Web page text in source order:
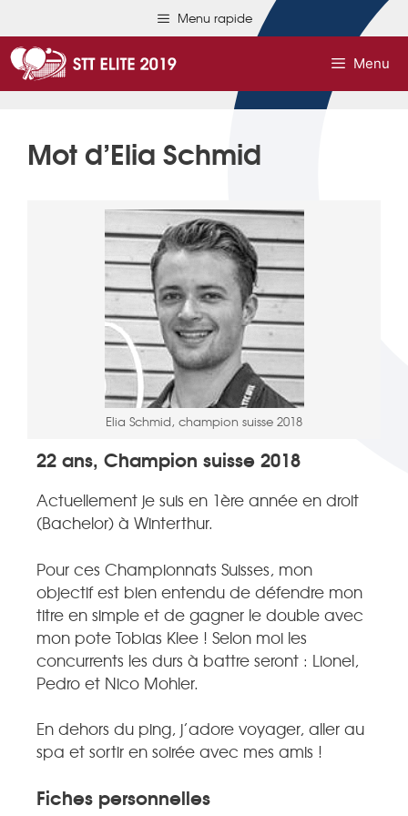
Menu rapide
Menu
Mot d’Elia Schmid
Elia Schmid, champion suisse 2018
22 ans, Champion suisse 2018
Actuellement je suis en 1ère année en droit
(Bachelor) à Winterthur.
Pour ces Championnats Suisses, mon
objectif est bien entendu de défendre mon
titre en simple et de gagner le double avec
mon pote Tobias Klee ! Selon moi les
concurrents les durs à battre seront : Lionel,
Pedro et Nico Mohler.
En dehors du ping, j’adore voyager, aller au
spa et sortir en soirée avec mes amis !
Fiches personnelles